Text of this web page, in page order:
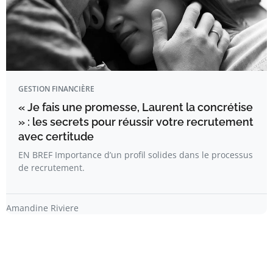
GESTION FINANCIÈRE
« Je fais une promesse, Laurent la concrétise
» : les secrets pour réussir votre recrutement
avec certitude
EN BREF Importance d’un profil solides dans le processus
de recrutement.
Amandine Riviere